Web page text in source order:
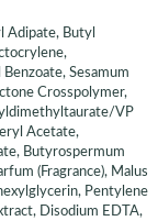
Adipate, Butyl
Sesamum
Crosspolymer,
VP
Acetate,
Butyrospermum
(Fragrance), Malus
Pentylene
Disodium EDTA,